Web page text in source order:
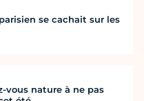
se cachait sur les
vous nature à ne pas